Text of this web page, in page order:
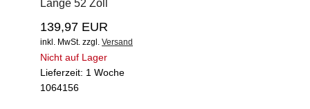
Länge 52 Zoll
139,97 EUR
inkl. MwSt. zzgl. Versand
Nicht auf Lager
Lieferzeit: 1 Woche
1064156